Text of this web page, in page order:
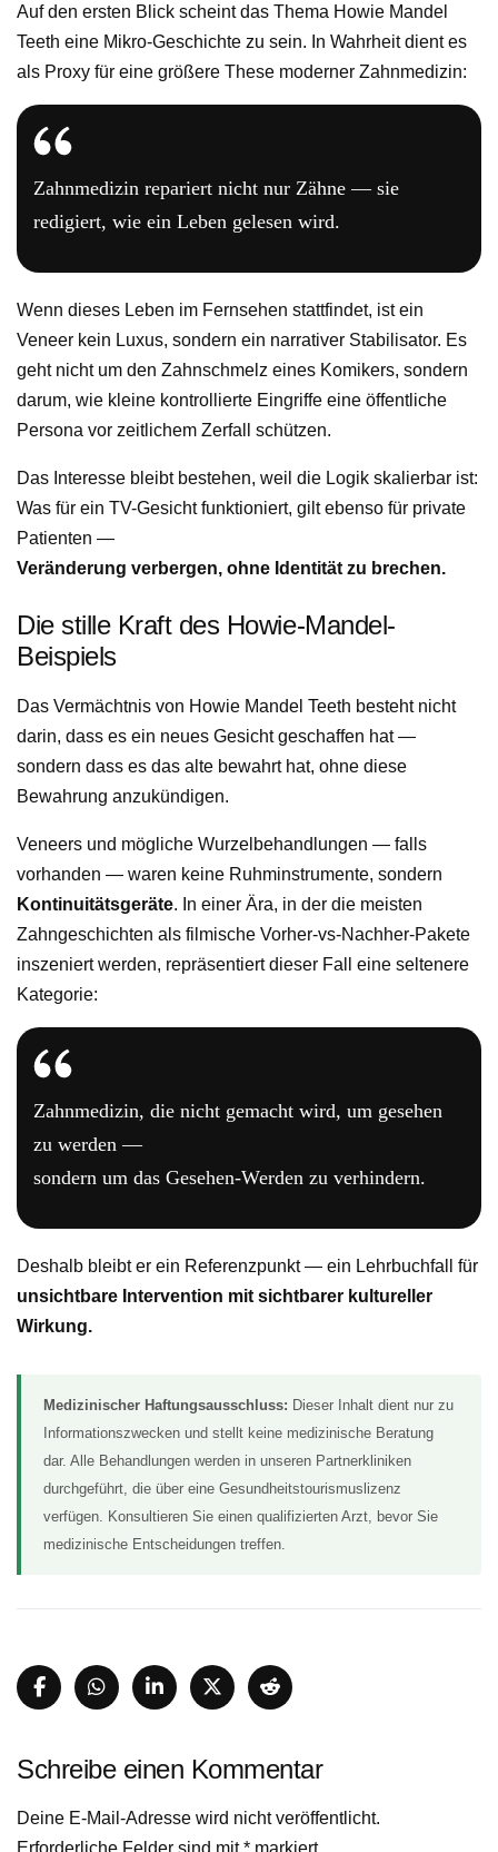
Auf den ersten Blick scheint das Thema Howie Mandel
Teeth eine Mikro-Geschichte zu sein. In Wahrheit dient es
als Proxy für eine größere These moderner Zahnmedizin:
Zahnmedizin repariert nicht nur Zähne — sie
redigiert, wie ein Leben gelesen wird.
Wenn dieses Leben im Fernsehen stattfindet, ist ein
Veneer kein Luxus, sondern ein narrativer Stabilisator. Es
geht nicht um den Zahnschmelz eines Komikers, sondern
darum, wie kleine kontrollierte Eingriffe eine öffentliche
Persona vor zeitlichem Zerfall schützen.
Das Interesse bleibt bestehen, weil die Logik skalierbar ist:
Was für ein TV-Gesicht funktioniert, gilt ebenso für private
Patienten —
Veränderung verbergen, ohne Identität zu brechen.
Die stille Kraft des Howie-Mandel-
Beispiels
Das Vermächtnis von Howie Mandel Teeth besteht nicht
darin, dass es ein neues Gesicht geschaffen hat —
sondern dass es das alte bewahrt hat, ohne diese
Bewahrung anzukündigen.
Veneers und mögliche Wurzelbehandlungen — falls
vorhanden — waren keine Ruhminstrumente, sondern
Kontinuitätsgeräte. In einer Ära, in der die meisten
Zahngeschichten als filmische Vorher-vs-Nachher-Pakete
inszeniert werden, repräsentiert dieser Fall eine seltenere
Kategorie:
Zahnmedizin, die nicht gemacht wird, um gesehen
zu werden —
sondern um das Gesehen-Werden zu verhindern.
Deshalb bleibt er ein Referenzpunkt — ein Lehrbuchfall für
unsichtbare Intervention mit sichtbarer kultureller
Wirkung.
Medizinischer Haftungsausschluss: Dieser Inhalt dient nur zu
Informationszwecken und stellt keine medizinische Beratung
dar. Alle Behandlungen werden in unseren Partnerkliniken
durchgeführt, die über eine Gesundheitstourismuslizenz
verfügen. Konsultieren Sie einen qualifizierten Arzt, bevor Sie
medizinische Entscheidungen treffen.
Schreibe einen Kommentar
Deine E-Mail-Adresse wird nicht veröffentlicht.
Erforderliche Felder sind mit* markiert